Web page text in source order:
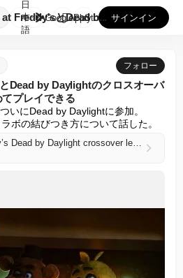
Freddy'sとDead b...
日
本
語
GooglePlay
AppStore サインイン
フォロー
Dead by Daylightのクロスオーバ
プレイできる
いにDead by Daylightに参加。
ボの結びつき方について話した。
Five Nights at Freddy’s Dead by Daylight crossover lets you play as Springtrap for the first time